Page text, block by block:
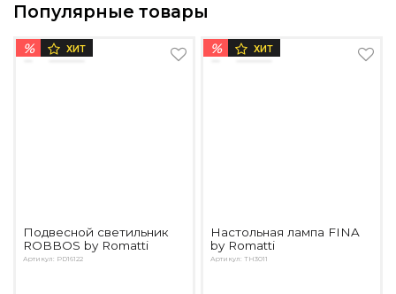
Популярные товары
% ХИТ
Подвесной светильник
ROBBOS by Romatti
Артикул: PD16122
% ХИТ
Настольная лампа FINA
by Romatti
Артикул: ТН3011